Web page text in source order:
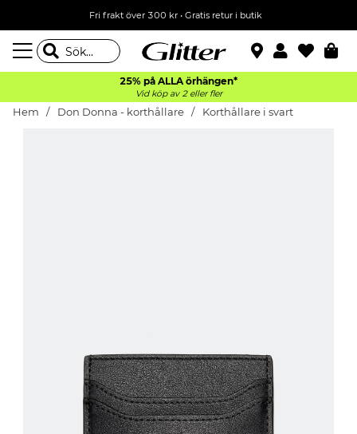
Fri frakt över 300 kr• Gratis retur i butik
25% på ALLA örhängen*
Vid köp av 2 eller fler
Hem Don Donna - korthållare Korthållare i svart